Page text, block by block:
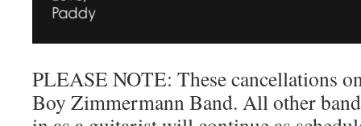
PLEASE NOTE: These cancellations
Boy Zimmermann Band. All other